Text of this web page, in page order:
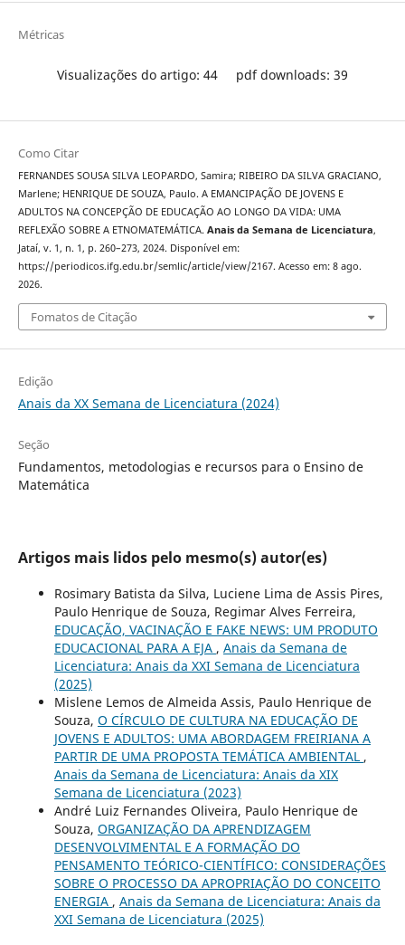
Métricas
Visualizações do artigo: 44 pdf downloads: 39
Como Citar
FERNANDES SOUSA SILVA LEOPARDO, Samira; RIBEIRO DA SILVA GRACIANO,
Marlene; HENRIQUE DE SOUZA, Paulo. A EMANCIPAÇÃO DE JOVENS E
ADULTOS NA CONCEPÇÃO DE EDUCAÇÃO AO LONGO DA VIDA: UMA
REFLEXÃO SOBRE A ETNOMATEMÁTICA. Anais da Semana de Licenciatura,
Jataí, v. 1, n. 1, p. 260–273, 2024. Disponível em:
https://periodicos.ifg.edu.br/semlic/article/view/2167. Acesso em: 8 ago.
2026.
Fomatos de Citação
Edição
Anais da XX Semana de Licenciatura (2024)
Seção
Fundamentos, metodologias e recursos para o Ensino de
Matemática
Artigos mais lidos pelo mesmo(s) autor(es)
Rosimary Batista da Silva, Luciene Lima de Assis Pires,
Paulo Henrique de Souza, Regimar Alves Ferreira,
EDUCAÇÃO, VACINAÇÃO E FAKE NEWS: UM PRODUTO
EDUCACIONAL PARA A EJA , Anais da Semana de
Licenciatura: Anais da XXI Semana de Licenciatura
(2025)
Mislene Lemos de Almeida Assis, Paulo Henrique de
Souza, O CÍRCULO DE CULTURA NA EDUCAÇÃO DE
JOVENS E ADULTOS: UMA ABORDAGEM FREIRIANA A
PARTIR DE UMA PROPOSTA TEMÁTICA AMBIENTAL ,
Anais da Semana de Licenciatura: Anais da XIX
Semana de Licenciatura (2023)
André Luiz Fernandes Oliveira, Paulo Henrique de
Souza, ORGANIZAÇÃO DA APRENDIZAGEM
DESENVOLVIMENTAL E A FORMAÇÃO DO
PENSAMENTO TEÓRICO-CIENTÍFICO: CONSIDERAÇÕES
SOBRE O PROCESSO DA APROPRIAÇÃO DO CONCEITO
ENERGIA , Anais da Semana de Licenciatura: Anais da
XXI Semana de Licenciatura (2025)